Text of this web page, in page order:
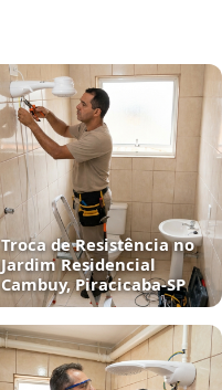
Troca de Resistência no
Jardim Residencial
Cambuy, Piracicaba‑SP